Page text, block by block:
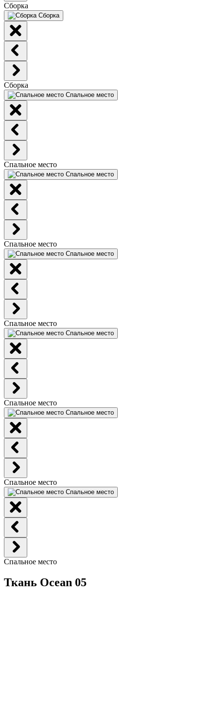
Сборка
Сборка
Сборка
Спальное место
Спальное место
Спальное место
Спальное место
Спальное место
Спальное место
Спальное место
Спальное место
Спальное место
Спальное место
Спальное место
Спальное место
Ткань Ocean 05